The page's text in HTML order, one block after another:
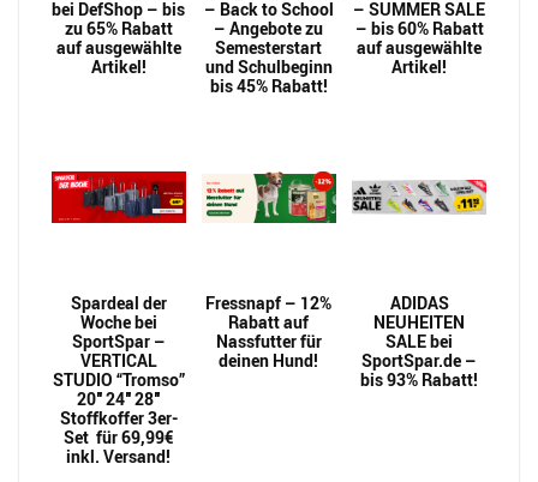
bei DefShop – bis
zu 65% Rabatt
auf ausgewählte
Artikel!
– Back to School
– Angebote zu
Semesterstart
und Schulbeginn
bis 45% Rabatt!
– SUMMER SALE
– bis 60% Rabatt
auf ausgewählte
Artikel!
Spardeal der
Woche bei
SportSpar –
VERTICAL
STUDIO “Tromso”
20″ 24″ 28″
Stoffkoffer 3er-
Set für 69,99€
inkl. Versand!
Fressnapf – 12%
Rabatt auf
Nassfutter für
deinen Hund!
ADIDAS
NEUHEITEN
SALE bei
SportSpar.de –
bis 93% Rabatt!